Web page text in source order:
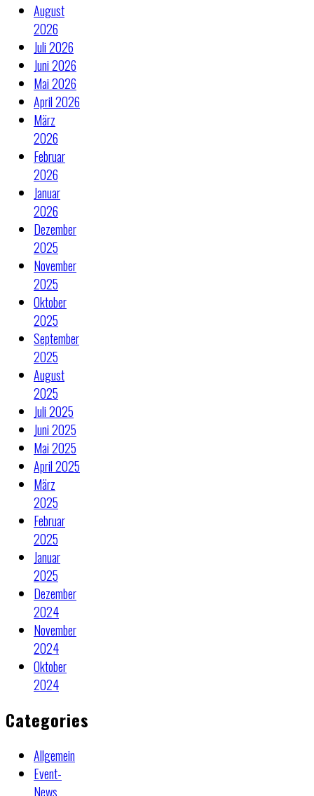
August
2026
Juli 2026
Juni 2026
Mai 2026
April 2026
März
2026
Februar
2026
Januar
2026
Dezember
2025
November
2025
Oktober
2025
September
2025
August
2025
Juli 2025
Juni 2025
Mai 2025
April 2025
März
2025
Februar
2025
Januar
2025
Dezember
2024
November
2024
Oktober
2024
Categories
Allgemein
Event-
News